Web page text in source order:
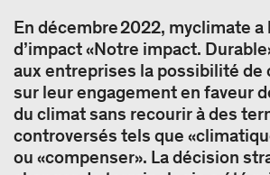
En décembre 2022, myclimate a
d’impact «Notre impact.
aux entreprises la possibilité de
sur leur engagement en faveur
du climat sans recourir à des
controversés tels que
ou «compenser». La décision